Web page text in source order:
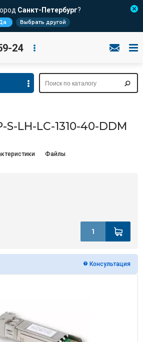
Санкт-Петербург?
Выбрать другой
24
LH-LC-1310-40-DDM
Файлы
Консультация